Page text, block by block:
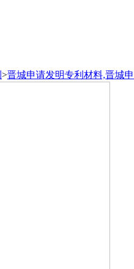
>晋城申请发明专利材料,晋城